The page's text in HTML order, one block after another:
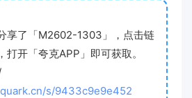
享了「M2602-1303」，点击链
打开「夸克APP」即可获取。
s/9433c9e9e452